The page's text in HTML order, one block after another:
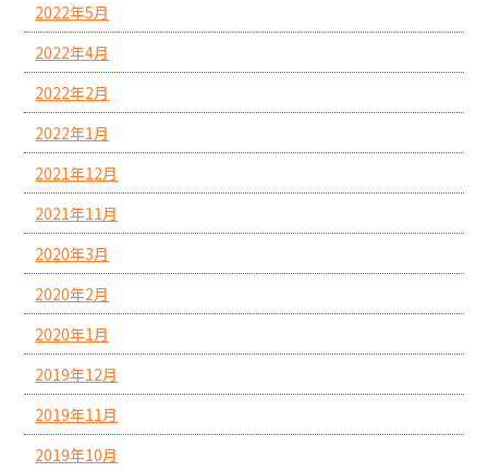
2022年5月
2022年4月
2022年2月
2022年1月
2021年12月
2021年11月
2020年3月
2020年2月
2020年1月
2019年12月
2019年11月
2019年10月